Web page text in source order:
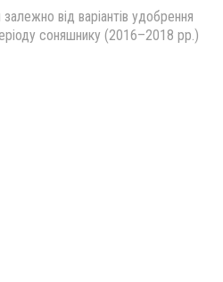
від варіантів удобрення
соняшнику (2016–2018 рр.)